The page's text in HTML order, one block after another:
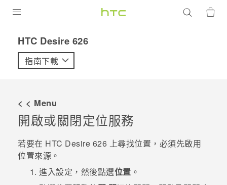
VIVE
優惠專區
HTC Desire 626‎
指南下載
< < Menu
開啟或關閉定位服務
若要在 HTC Desire 626 上尋找位置，必須先啟用
位置來源。
進入設定，然後點選位置 。